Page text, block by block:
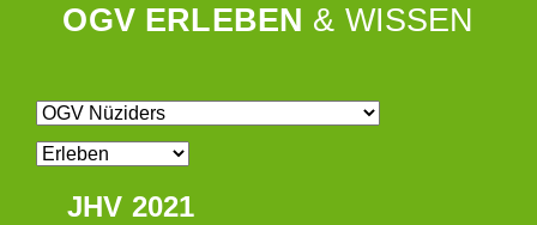
OGV ERLEBEN & WISSEN
JHV 2021